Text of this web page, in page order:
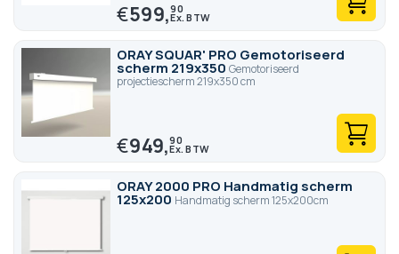
€599,90
ORAY SQUAR' PRO Gemotoriseerd
scherm 219x350 Gemotoriseerd
projectiescherm 219x350 cm
€949,90
ORAY 2000 PRO Handmatig scherm
125x200 Handmatig scherm 125x200cm